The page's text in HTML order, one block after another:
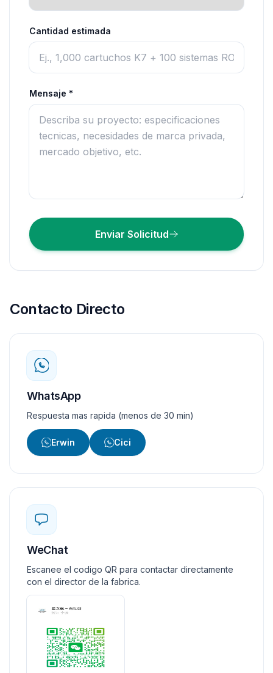
Cantidad estimada
Mensaje *
Enviar Solicitud
Contacto Directo
WhatsApp
Respuesta mas rapida (menos de 30 min)
Erwin Cici
WeChat
Escanee el codigo QR para contactar directamente
con el director de la fabrica.